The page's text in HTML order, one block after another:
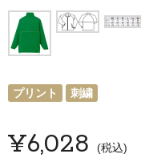
プリント 刺繍
¥6,028 税込